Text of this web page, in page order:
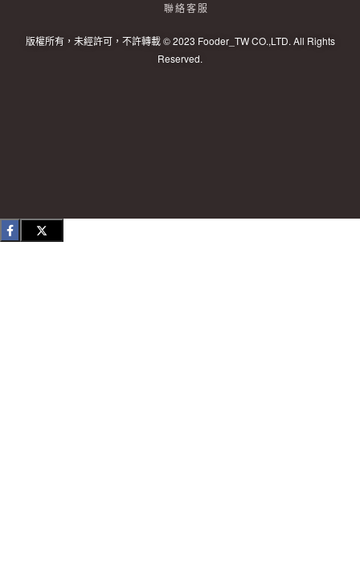
聯絡客服
版權所有，未經許可，不許轉載 © 2023 Fooder_TW CO.,LTD. All Rights
Reserved.